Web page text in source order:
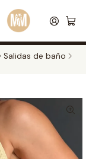
y Bogota Leer más
Salidas de baño